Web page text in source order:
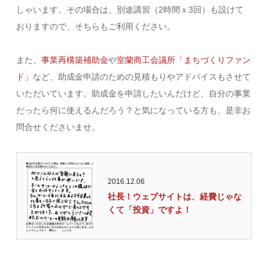
しゃいます。その場合は、別途講習（2時間ｘ3回）も設けて
おりますので、そちらもご利用ください。
また、事業再構築補助金や室蘭商工会議所「まちづくりファン
ド」 など、助成金申請のための見積もりやアドバイスもさせて
いただいています。助成金を申請したいんだけど、自分の事業
だったら何に使えるんだろう？と気になっている方も、是非お
問合せくださいませ。
2016.12.06
社長！ウェブサイトは、経費じゃな
くて「投資」ですよ！